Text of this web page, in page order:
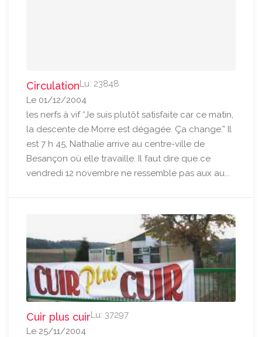
CirculationLu: 23848
Le 01/12/2004
les nerfs à vif “Je suis plutôt satisfaite car ce matin,
la descente de Morre est dégagée. Ça change.” Il
est 7 h 45, Nathalie arrive au centre-ville de
Besançon où elle travaille. Il faut dire que ce
vendredi 12 novembre ne ressemble pas aux au...
Cuir plus cuirLu: 37297
Le 25/11/2004